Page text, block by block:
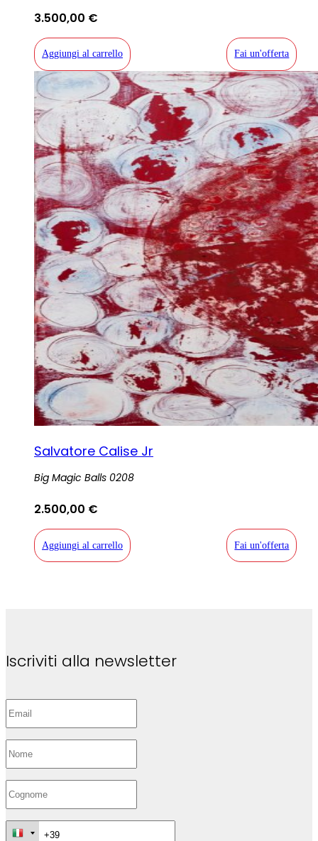
3.500,00 €
Aggiungi al carrello Fai un'offerta
Salvatore Calise Jr
Big Magic Balls 0208
2.500,00 €
Aggiungi al carrello Fai un'offerta
Iscriviti alla newsletter